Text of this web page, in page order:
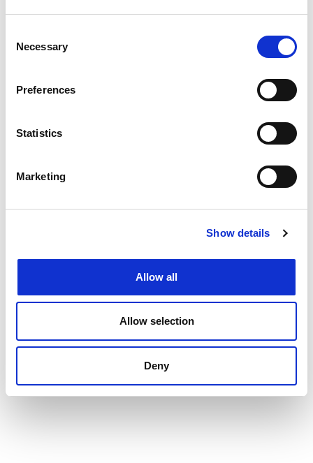
Selection
Necessary
Preferences
Statistics
Marketing
Show details
Allow all
Allow selection
Deny